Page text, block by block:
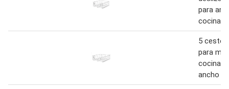
para
cocina
5
para
cocina
ancho